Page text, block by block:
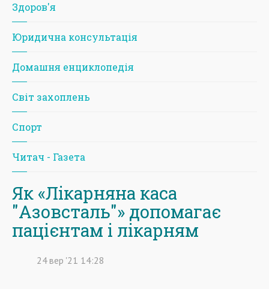
Здоров'я
Юридична консультація
Домашня енциклопедія
Світ захоплень
Спорт
Читач - Газета
Як «Лікарняна каса
"Азовсталь"» допомагає
пацієнтам і лікарням
24вер '21 14:28